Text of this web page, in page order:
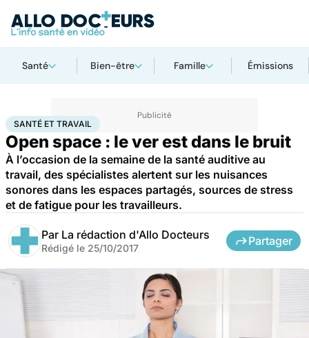
Santé Bien-être Famille Émissions
AccueilSantéBobos du quotidien Santé et travail
SANTÉ ET TRAVAIL
Open space : le ver est dans le bruit
À l’occasion de la semaine de la santé auditive au
travail, des spécialistes alertent sur les nuisances
sonores dans les espaces partagés, sources de stress
et de fatigue pour les travailleurs.
Par La rédaction d'Allo Docteurs
Rédigé le 25/10/2017
Partager